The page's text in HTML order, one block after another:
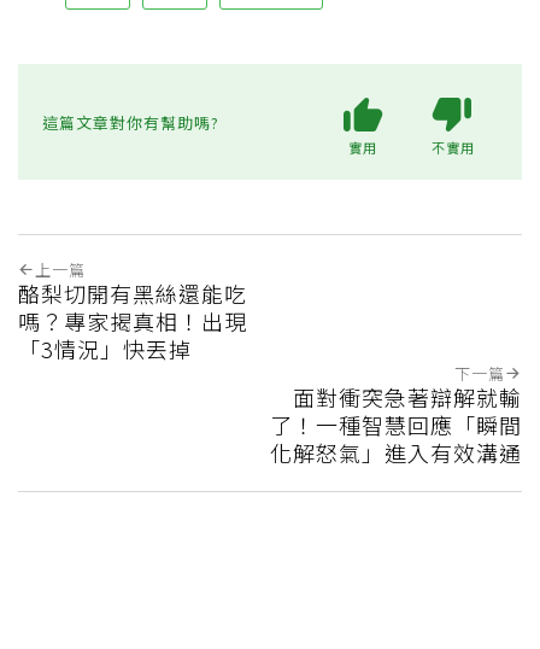
這篇文章對你有幫助嗎?
實用 不實用
上一篇
酪梨切開有黑絲還能吃
嗎？專家揭真相！出現
「3情況」快丟掉
下一篇
面對衝突急著辯解就輸
了！一種智慧回應「瞬間
化解怒氣」進入有效溝通